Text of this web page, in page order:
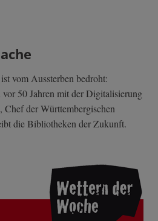
vom Aussterben bedroht:
50 Jahren mit der Digitalisierung
Chef der Württembergischen
die Bibliotheken der Zukunft.